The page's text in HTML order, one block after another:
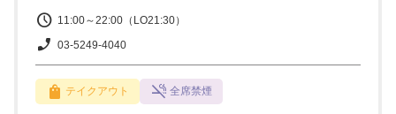
11:00～22:00（LO21:30）
03-5249-4040
テイクアウト 全席禁煙